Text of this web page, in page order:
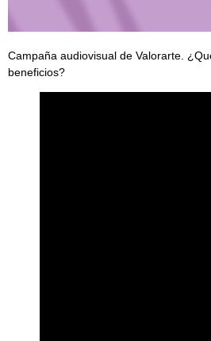
Campaña audiovisual de Valorarte.
beneficios?